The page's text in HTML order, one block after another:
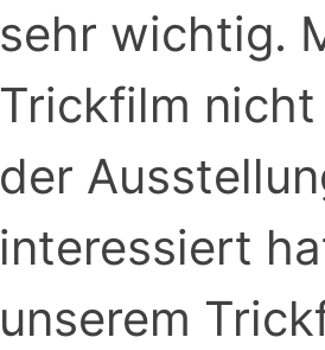
sehr wichtig.
Trickfilm
der
interessiert
unserem